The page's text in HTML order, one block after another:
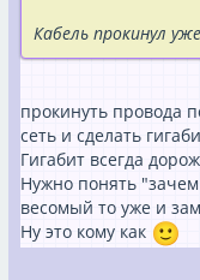
Кабель прокинул
прокинуть провода
сеть и сделать
Гигабит всегда
Нужно понять "зачем
весомый то уже и
Ну это кому как